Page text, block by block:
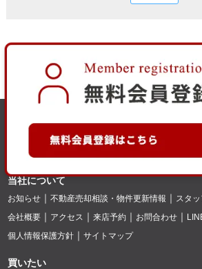
当社について
お知らせ 不動産売却相談・物件更新情報 スタ
会社概要
アクセス 来店予約 お問合わせ
個人情報保護方針
サイトマップ
買いたい